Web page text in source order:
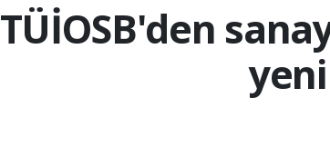
TÜİOSB'den
yeni